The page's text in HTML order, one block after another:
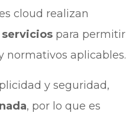
cloud realizan
para permitir
normativos aplicables.
y seguridad,
, por lo que es